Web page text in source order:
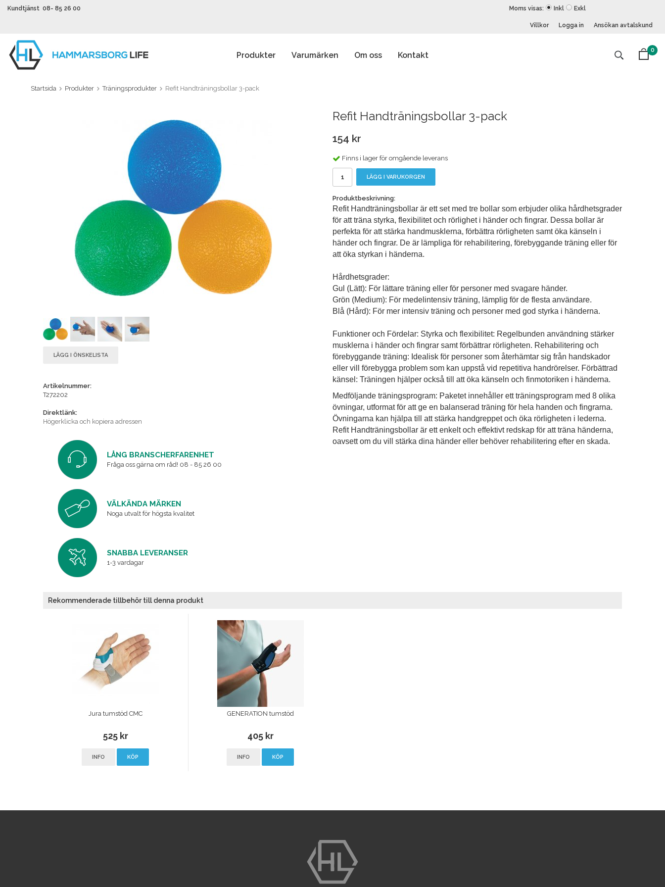
Kundtjänst 08- 85 26 00 Moms visas: Inkl Exkl
Villkor Logga in Ansökan avtalskund
Produkter Varumärken Om oss Kontakt
0
Startsida Produkter Träningsprodukter Refit Handträningsbollar 3-pack
Refit Handträningsbollar 3-pack
154 kr
Finns i lager för omgående leverans
LÄGG I VARUKORGEN
Produktbeskrivning:
Refit Handträningsbollar är ett set med tre bollar som erbjuder olika hårdhetsgrader
för att träna styrka, flexibilitet och rörlighet i händer och fingrar. Dessa bollar är
perfekta för att stärka handmusklerna, förbättra rörligheten samt öka känseln i
händer och fingrar. De är lämpliga för rehabilitering, förebyggande träning eller för
att öka styrkan i händerna.
Hårdhetsgrader:
Gul (Lätt): För lättare träning eller för personer med svagare händer.
Grön (Medium): För medelintensiv träning, lämplig för de flesta användare.
Blå (Hård): För mer intensiv träning och personer med god styrka i händerna.
Funktioner och Fördelar: Styrka och flexibilitet: Regelbunden användning stärker
musklerna i händer och fingrar samt förbättrar rörligheten. Rehabilitering och
förebyggande träning: Idealisk för personer som återhämtar sig från handskador
eller vill förebygga problem som kan uppstå vid repetitiva handrörelser. Förbättrad
känsel: Träningen hjälper också till att öka känseln och finmotoriken i händerna.
Medföljande träningsprogram: Paketet innehåller ett träningsprogram med 8 olika
övningar, utformat för att ge en balanserad träning för hela handen och fingrarna.
Övningarna kan hjälpa till att stärka handgreppet och öka rörligheten i lederna.
Refit Handträningsbollar är ett enkelt och effektivt redskap för att träna händerna,
oavsett om du vill stärka dina händer eller behöver rehabilitering efter en skada.
LÄGG I ÖNSKELISTA
Artikelnummer:
T272202
Direktlänk:
Högerklicka och kopiera adressen
LÅNG BRANSCHERFARENHET
Fråga oss gärna om råd! 08 - 85 26 00
VÄLKÄNDA MÄRKEN
Noga utvalt för högsta kvalitet
SNABBA LEVERANSER
1-3 vardagar
Rekommenderade tillbehör till denna produkt
Jura tumstöd CMC
525 kr
INFO KÖP
GENERATION tumstöd
405 kr
INFO KÖP